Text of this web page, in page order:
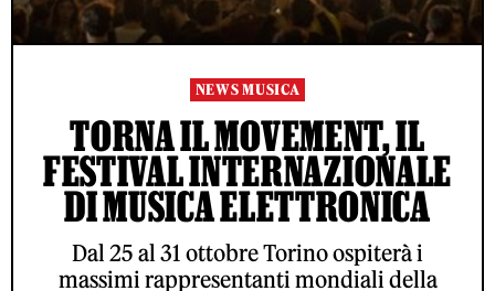
NEWS MUSICA
TORNA IL MOVEMENT, IL
FESTIVAL INTERNAZIONALE
DI MUSICA ELETTRONICA
Dal 25 al 31 ottobre Torino ospiterà i
massimi rappresentanti mondiali della